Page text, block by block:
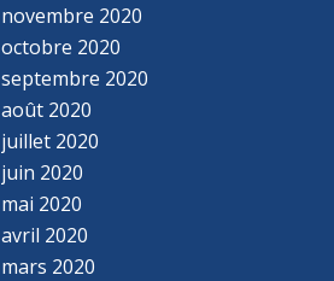
novembre 2020
octobre 2020
septembre 2020
août 2020
juillet 2020
juin 2020
mai 2020
avril 2020
mars 2020